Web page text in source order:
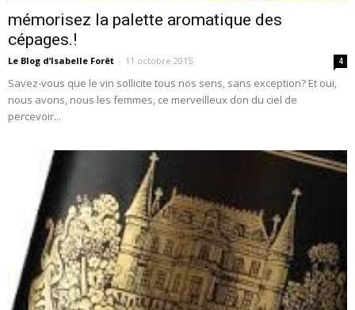
mémorisez la palette aromatique des
cépages.!
Le Blog d’Isabelle Forêt - 11 octobre 2015 4
Savez-vous que le vin sollicite tous nos sens, sans exception? Et oui,
nous avons, nous les femmes, ce merveilleux don du ciel de
percevoir...